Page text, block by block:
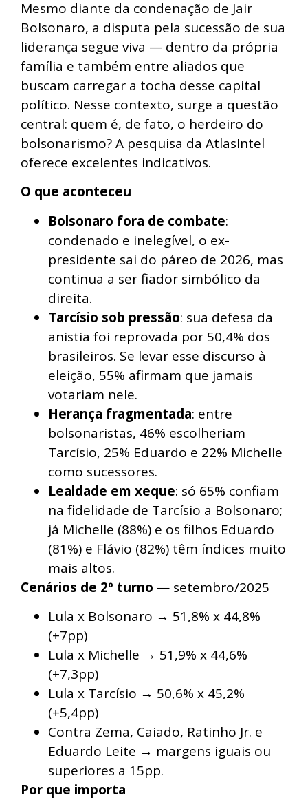
Mesmo diante da condenação de Jair
Bolsonaro, a disputa pela sucessão de sua
liderança segue viva — dentro da própria
família e também entre aliados que
buscam carregar a tocha desse capital
político. Nesse contexto, surge a questão
central: quem é, de fato, o herdeiro do
bolsonarismo? A pesquisa da AtlasIntel
oferece excelentes indicativos.
O que aconteceu
Bolsonaro fora de combate:
condenado e inelegível, o ex-
presidente sai do páreo de 2026, mas
continua a ser fiador simbólico da
direita.
Tarcísio sob pressão: sua defesa da
anistia foi reprovada por 50,4% dos
brasileiros. Se levar esse discurso à
eleição, 55% afirmam que jamais
votariam nele.
Herança fragmentada: entre
bolsonaristas, 46% escolheriam
Tarcísio, 25% Eduardo e 22% Michelle
como sucessores.
Lealdade em xeque: só 65% confiam
na fidelidade de Tarcísio a Bolsonaro;
já Michelle (88%) e os filhos Eduardo
(81%) e Flávio (82%) têm índices muito
mais altos.
Cenários de 2º turno — setembro/2025
Lula x Bolsonaro → 51,8% x 44,8%
(+7pp)
Lula x Michelle → 51,9% x 44,6%
(+7,3pp)
Lula x Tarcísio → 50,6% x 45,2%
(+5,4pp)
Contra Zema, Caiado, Ratinho Jr. e
Eduardo Leite → margens iguais ou
superiores a 15pp.
Por que importa